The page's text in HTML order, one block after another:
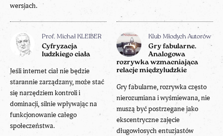
wersjach.
Prof. Michał KLEIBER
Cyfryzacja
ludzkiego ciała
Jeśli internet ciał nie będzie
starannie zarządzany, może stać
się narzędziem kontroli i
dominacji, silnie wpływając na
funkcjonowanie całego
społeczeństwa.
Klub Młodych Autorów
Gry fabularne.
Analogowa
rozrywka wzmacniająca
relacje międzyludzkie
Gry fabularne, rozrywka często
nierozumiana i wyśmiewana, nie
muszą być postrzegane jako
ekscentryczne zajęcie
długowłosych entuzjastów